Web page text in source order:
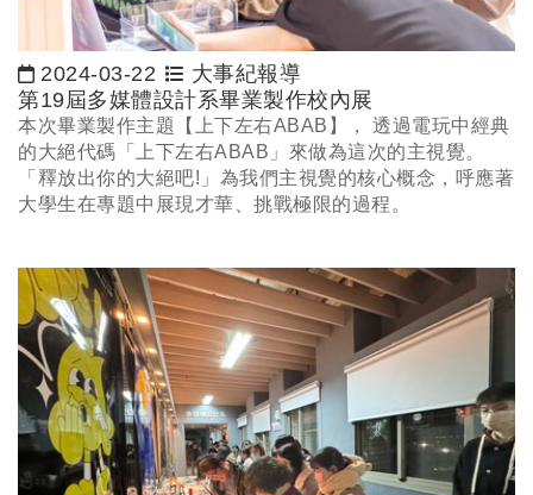
日期：
2024-03-22
大事紀報導
第19屆多媒體設計系畢業製作校內展
本次畢業製作主題【上下左右ABAB】， 透過電玩中經典
的大絕代碼「上下左右ABAB」來做為這次的主視覺。
「釋放出你的大絕吧!」為我們主視覺的核心概念，呼應著
大學生在專題中展現才華、挑戰極限的過程。